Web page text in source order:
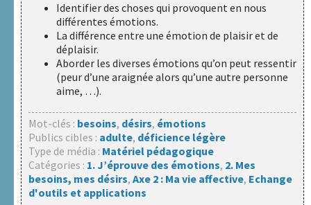
Identifier des choses qui provoquent en nous
différentes émotions.
La différence entre une émotion de plaisir et de
déplaisir.
Aborder les diverses émotions qu’on peut ressentir
(peur d’une araignée alors qu’une autre personne
aime, …).
Mot-clés : besoins, désirs, émotions
Publics cibles : adulte, déficience légère
Type de média : Matériel pédagogique
Catégories : 1. J’éprouve des émotions, 2. Mes
besoins, mes désirs, Axe 2 : Ma vie affective, Echange
d'outils et applications